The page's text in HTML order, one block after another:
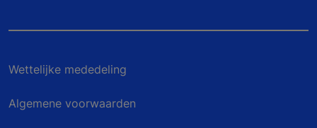
Wettelijke mededeling
Algemene voorwaarden